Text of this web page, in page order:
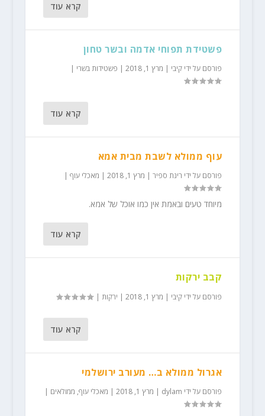
קרא עוד
פשטידת תפוחי אדמה ובשר טחון
פורסם על ידי קיבי | מרץ 1, 2018 | פשטידות בשרי |
קרא עוד
עוף ממולא לשבת מבית אמא
פורסם על ידי רינת ספיר| מרץ 1, 2018 | מאכלי עוף|
מיוחד טעים ובאמת אין כמו אוכל של אמא.
קרא עוד
קבב ירקות
פורסם על ידי קיבי | מרץ 1, 2018 | ירקות|
קרא עוד
אגרול ממולא ב… מעורב ירושלמי
פורסם על ידי dylam
| מרץ 1, 2018 | מאכלי עוף, ממולאים |